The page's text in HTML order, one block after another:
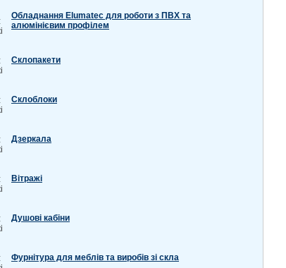
Обладнання Elumatec для роботи з ПВХ та
алюмінієвим профілем
Склопакети
Склоблоки
Дзеркала
Вітражі
Душові кабіни
Фурнітура для меблів та виробів зі скла